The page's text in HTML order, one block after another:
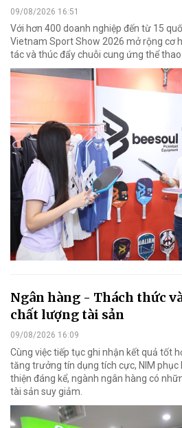
09/08/2026 16:51
Với hơn 400 doanh nghiệp đến từ 15
Vietnam Sport Show 2026 mở rộng cơ
tác và thúc đẩy chuỗi cung ứng thể
Ngân hàng - Thách thức
chất lượng tài sản
09/08/2026 16:09
Cùng việc tiếp tục ghi nhận kết quả tốt
tăng trưởng tín dụng tích cực, NIM phục
thiện đáng kể, ngành ngân hàng có
tài sản suy giảm.